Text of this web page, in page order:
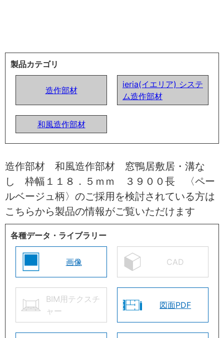
製品カテゴリ
造作部材
ieria(イエリア) システ
ム造作部材
和風造作部材
造作部材 和風造作部材 窓鴨居敷居・溝な
し 枠幅１１８．５ｍｍ ３９００長 〈ペー
ルベージュ柄〉のご採用を検討されている方は
こちらから製品の情報がご覧いただけます
各種データ・ライブラリー
画像 CAD
BIM用テクスチ
ャー
図面PDF